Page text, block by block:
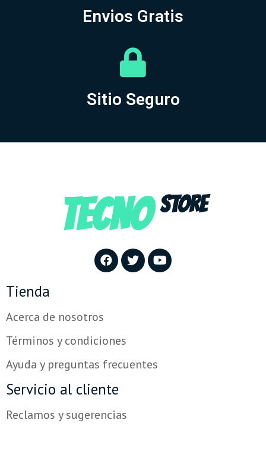
Envios Gratis
Sitio Seguro
TECNO STORE
Tienda
Acerca de nosotros
Términos y condiciones
Ayuda y preguntas frecuentes
Servicio al cliente
Reclamos y sugerencias